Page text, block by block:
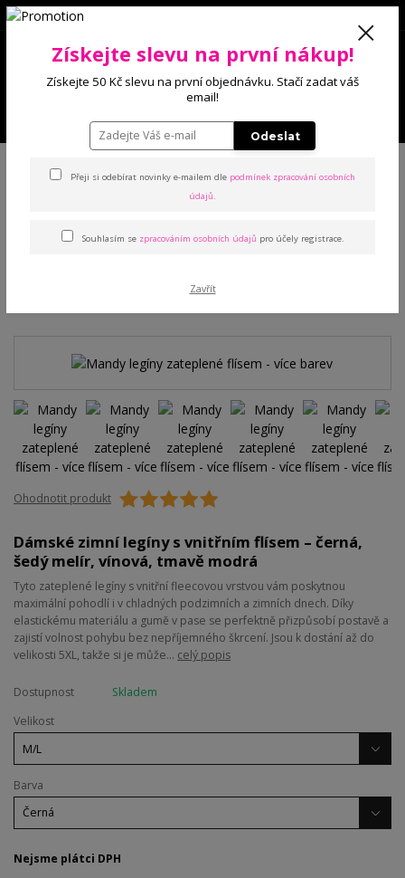
0 Kč
Mandy legíny zateplené
Ohodnotit produkt
Dámské zimní legíny s vnitřním flísem – černá,
šedý melír, vínová, tmavě modrá
Tyto zateplené legíny s vnitřní fleecovou vrstvou vám poskytnou
maximální pohodlí i v chladných podzimních a zimních dnech. Díky
elastickému materiálu a gumě v pase se perfektně přizpůsobí postavě a
zajistí volnost pohybu bez nepříjemného škrcení. Jsou k dostání až do
velikosti 5XL, takže si je může... celý popis
Dostupnost
Skladem
Velikost
Barva
Nejsme plátci DPH
Získejte slevu na první nákup!
Získejte 50 Kč slevu na první objednávku. Stačí zadat váš
email!
Odeslat
Přeji si odebírat novinky e-mailem dle podmínek zpracování osobních
údajů.
Souhlasím se zpracováním osobních údajů pro účely registrace.
Zavřít